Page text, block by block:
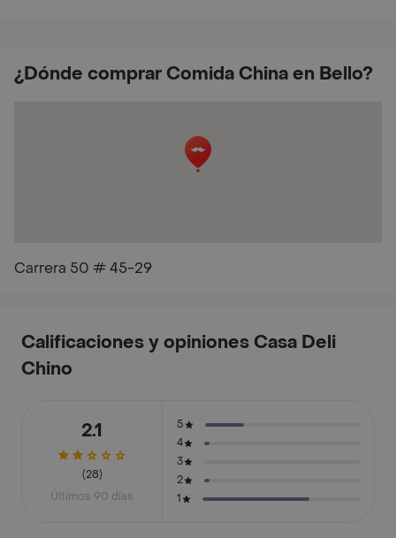
¿Dónde comprar Comida China en Bello?
Carrera 50 # 45-29
Calificaciones y opiniones Casa Deli
Chino
2.1
(28)
Últimos 90 días
5
4
3
2
1